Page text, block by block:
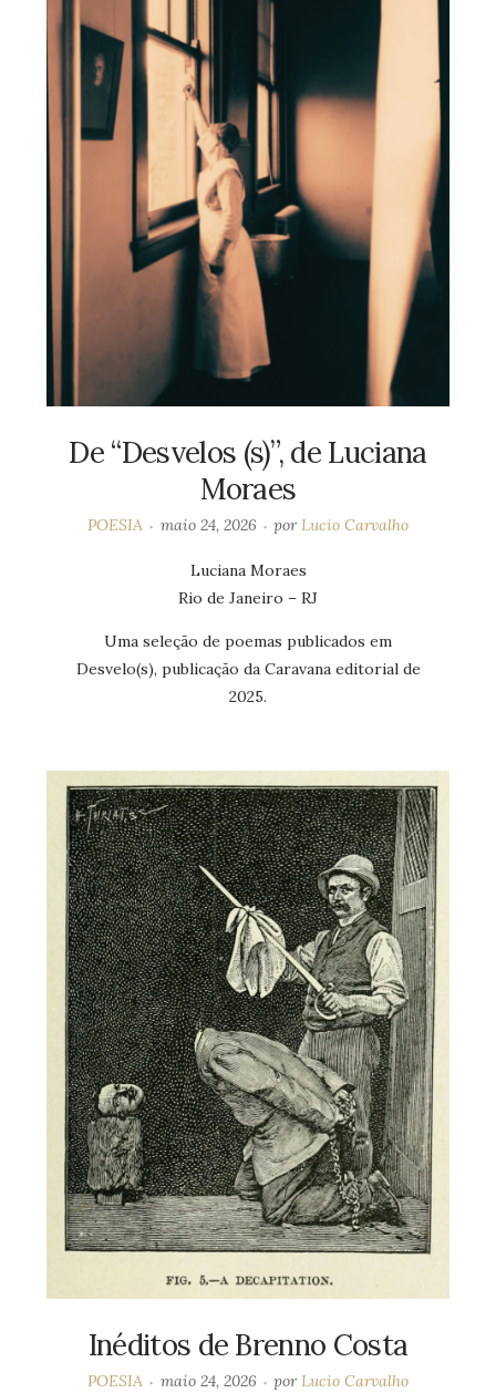
De “Desvelos (s)”, de Luciana
Moraes
POESIA maio 24, 2026 porLucio Carvalho
Luciana Moraes
Rio de Janeiro – RJ
Uma seleção de poemas publicados em
Desvelo(s), publicação da Caravana editorial de
2025.
Inéditos de Brenno Costa
POESIA maio 24, 2026 porLucio Carvalho